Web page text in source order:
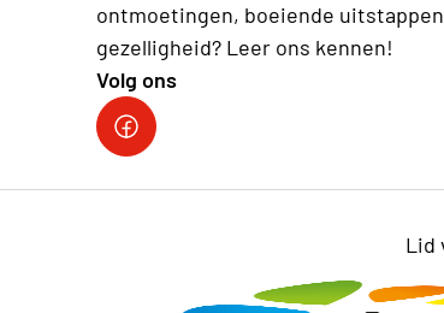
ontmoetingen, boeiende
gezelligheid? Leer ons kennen!
Volg ons
Lid